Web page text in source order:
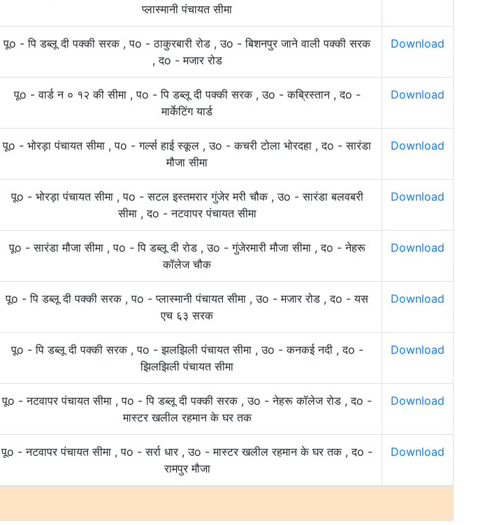
प्लास्मानी पंचायत सीमा
पूo - पि डब्लू दी पक्की सरक , पo - ठाकुरबारी रोड , उo - बिशनपुर जाने वाली पक्की सरक
, दo - मजार रोड
Download
पूo - वार्ड न ० १२ की सीमा , पo - पि डब्लू दी पक्की सरक , उo - कब्रिस्तान , दo -
मार्केटिंग यार्ड
Download
पूo - भोरड़ा पंचायत सीमा , पo - गर्ल्स हाई स्कूल , उo - कचरी टोला भोरदहा , दo - सारंडा
मौजा सीमा
Download
पूo - भोरड़ा पंचायत सीमा , पo - सटल इस्तमरार गुंजेर मरी चौक , उo - सारंडा बलवबरी
सीमा , दo - नटवापर पंचायत सीमा
Download
पूo - सारंडा मौजा सीमा , पo - पि डब्लू दी रोड , उo - गुंजेरमारी मौजा सीमा , दo - नेहरू
कॉलेज चौक
Download
पूo - पि डब्लू दी पक्की सरक , पo - प्लास्मानी पंचायत सीमा , उo - मजार रोड , दo - यस
एच ६३ सरक
Download
पूo - पि डब्लू दी पक्की सरक , पo - झलझिली पंचायत सीमा , उo - कनकई नदी , दo -
झिलझिली पंचायत सीमा
Download
पूo - नटवापर पंचायत सीमा , पo - पि डब्लू दी पक्की सरक , उo - नेहरू कॉलेज रोड , दo -
मास्टर खलील रहमान के घर तक
Download
पूo - नटवापर पंचायत सीमा , पo - सर्रा धार , उo - मास्टर खलील रहमान के घर तक , दo -
रामपुर मौजा
Download